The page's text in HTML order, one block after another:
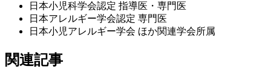
日本小児科学会認定 指導医・専門医
日本アレルギー学会認定 専門医
日本小児アレルギー学会 ほか関連学会所属
関連記事